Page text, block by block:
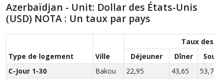
Azerbaïdjan - Unit: Dollar des États-Unis
(USD) NOTA : Un taux par pays
Type de logement Ville
Taux des
Déjeuner
Dîner
C-Jour 1-30
Bakou 22,95 43,65
53,70